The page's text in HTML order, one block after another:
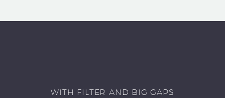
WITH FILTER AND BIG GAPS